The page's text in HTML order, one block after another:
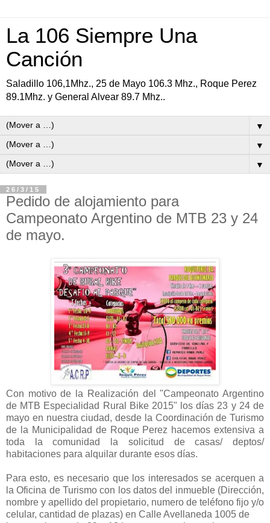
La 106 Siempre Una
Canción
Saladillo 106,1Mhz., 25 de Mayo 106.3 Mhz., Roque Perez
89.1Mhz. y General Alvear 89.7 Mhz..
▼
▼
▼
26/3/15
Pedido de alojamiento para
Campeonato Argentino de MTB 23 y 24
de mayo.
Con motivo de la Realización del "Campeonato Argentino
de MTB Especialidad Rural Bike 2015" los días 23 y 24 de
mayo en nuestra ciudad, desde la Coordinación de Turismo
de la Municipalidad de Roque Perez hacemos extensiva a
toda la comunidad la solicitud de casas/ deptos/
habitaciones para alquilar durante esos días.
Para esto, es necesario que los interesados se acerquen a
la Oficina de Turismo con los datos del inmueble (Dirección,
nombre y apellido del propietario, numero de teléfono fijo y/o
celular, cantidad de plazas) en Calle Avellaneda 1005 de